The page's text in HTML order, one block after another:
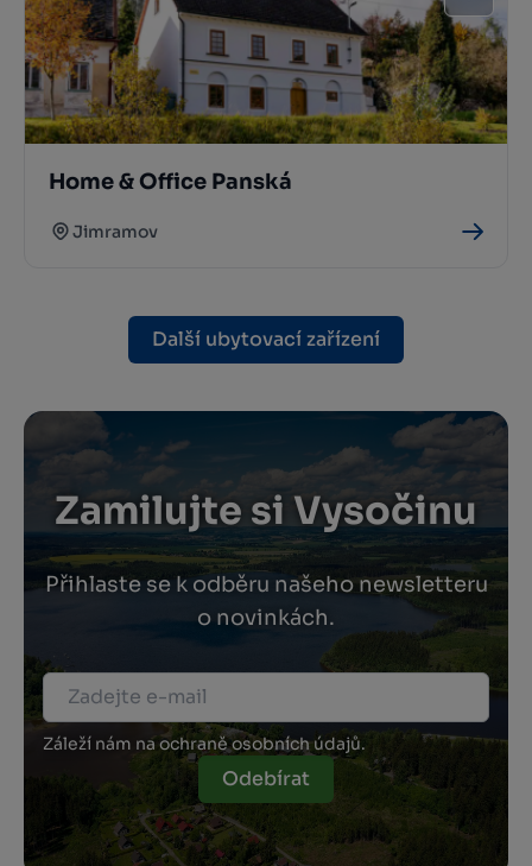
Home & Office Panská
Jimramov
Další ubytovací zařízení
Zamilujte si Vysočinu
Přihlaste se k odběru našeho newsletteru
o novinkách.
Záleží nám na ochraně osobních údajů.
Odebírat